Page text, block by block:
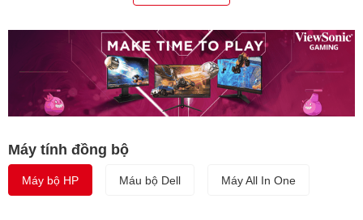
Máy tính đồng bộ
Máy bộ HP Máu bộ Dell Máy All In One